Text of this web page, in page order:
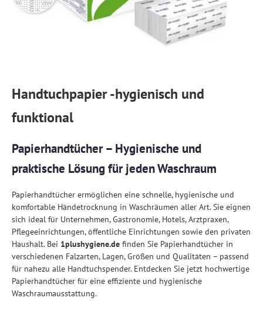
Handtuchpapier -hygienisch und
funktional
Papierhandtücher – Hygienische und
praktische Lösung für jeden Waschraum
Papierhandtücher ermöglichen eine schnelle, hygienische und
komfortable Händetrocknung in Waschräumen aller Art. Sie eignen
sich ideal für Unternehmen, Gastronomie, Hotels, Arztpraxen,
Pflegeeinrichtungen, öffentliche Einrichtungen sowie den privaten
Haushalt. Bei 1plushygiene.de finden Sie Papierhandtücher in
verschiedenen Falzarten, Lagen, Größen und Qualitäten – passend
für nahezu alle Handtuchspender. Entdecken Sie jetzt hochwertige
Papierhandtücher für eine effiziente und hygienische
Waschraumausstattung.